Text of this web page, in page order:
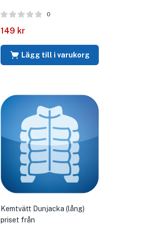
0
149 kr
Lägg till i varukorg
Kemtvätt Dunjacka (lång)
priset från